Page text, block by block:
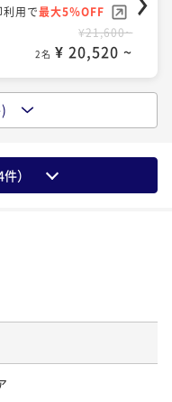
利用で最大5％OFF
¥26,400~
¥ 25,080 ~
イ＜素泊り＞
用で
最大5％OFF
¥52,000~
利用で 最大5％OFF
¥28,600~
2名 ¥ 27,170 ~
利用で最大5％OFF
¥21,600~
2名 ¥ 20,520 ~
レミアステイを愉
利用で最大5％OFF
＜朝食付＞
件）